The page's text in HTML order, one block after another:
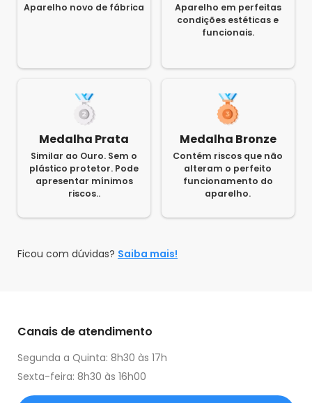
Aparelho novo de fábrica
Aparelho em perfeitas
condições estéticas e
funcionais.
Medalha Prata
Similar ao Ouro. Sem o
plástico protetor. Pode
apresentar mínimos
riscos..
Medalha Bronze
Contém riscos que não
alteram o perfeito
funcionamento do
aparelho.
Ficou com dúvidas? Saiba mais!
Canais de atendimento
Segunda a Quinta: 8h30 às 17h
Sexta-feira: 8h30 às 16h00